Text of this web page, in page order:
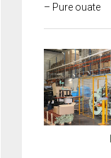
– Pure ouate